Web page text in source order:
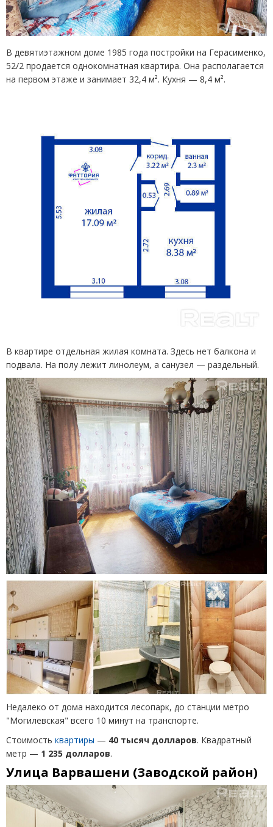
В девятиэтажном доме 1985 года постройки на Герасименко,
52/2 продается однокомнатная квартира. Она располагается
на первом этаже и занимает 32,4 м². Кухня — 8,4 м².
В квартире отдельная жилая комната. Здесь нет балкона и
подвала. На полу лежит линолеум, а санузел — раздельный.
Недалеко от дома находится лесопарк, до станции метро
"Могилевская" всего 10 минут на транспорте.
Стоимость квартиры — 40 тысяч долларов. Квадратный
метр — 1 235 долларов.
Улица Варвашени (Заводской район)